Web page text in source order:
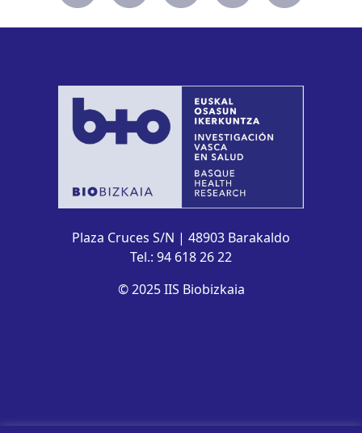
Plaza Cruces S/N | 48903 Barakaldo
Tel.: 94 618 26 22
© 2025 IIS Biobizkaia